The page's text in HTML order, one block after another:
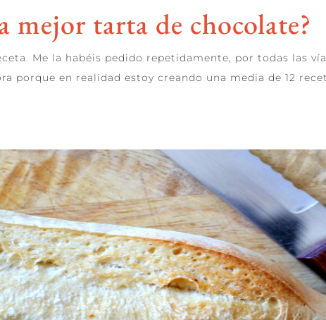
mejor tarta de chocolate?
Me la habéis pedido repetidamente, por todas las
porque en realidad estoy creando una media de 12